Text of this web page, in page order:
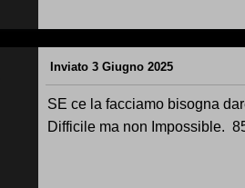
Inviato 3 Giugno 2025
SE ce la facciamo bisogna
Difficile ma non Impossible.